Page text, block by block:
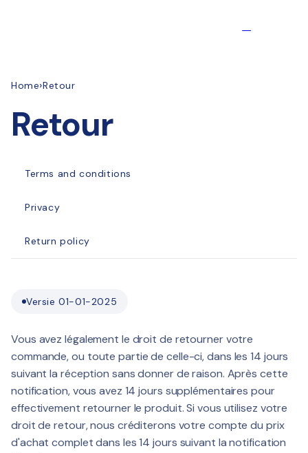
Home›Retour
Retour
Terms and conditions
Privacy
Return policy
Versie 01-01-2025
Vous avez légalement le droit de retourner votre
commande, ou toute partie de celle-ci, dans les 14 jours
suivant la réception sans donner de raison. Après cette
notification, vous avez 14 jours supplémentaires pour
effectivement retourner le produit. Si vous utilisez votre
droit de retour, nous créditerons votre compte du prix
d'achat complet dans les 14 jours suivant la notification